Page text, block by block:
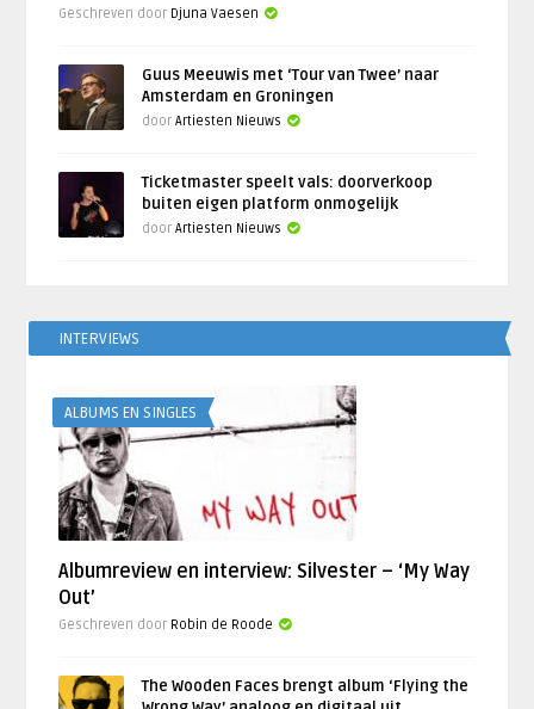
Geschreven door Djuna Vaesen
Guus Meeuwis met ‘Tour van Twee’ naar
Amsterdam en Groningen
doorArtiesten Nieuws
Ticketmaster speelt vals: doorverkoop
buiten eigen platform onmogelijk
doorArtiesten Nieuws
INTERVIEWS
ALBUMS EN SINGLES
Albumreview en interview: Silvester – ‘My Way
Out’
Geschreven door Robin de Roode
The Wooden Faces brengt album ‘Flying the